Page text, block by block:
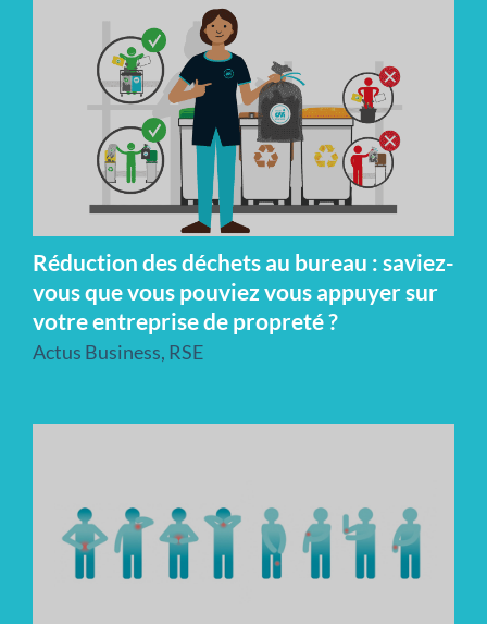
Réduction des déchets au bureau : saviez-
vous que vous pouviez vous appuyer sur
votre entreprise de propreté ?
Actus Business, RSE